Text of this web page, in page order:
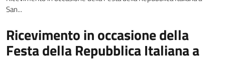
San...
Ricevimento in occasione della
Festa della Repubblica Italiana a